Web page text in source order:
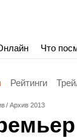
Что
Рейтинги
Архив 2013